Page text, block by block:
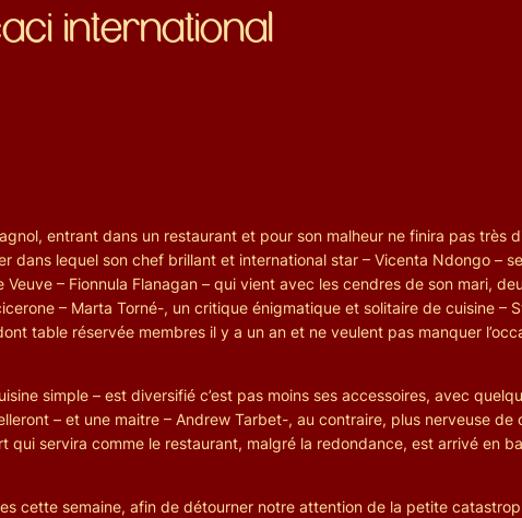
international
entrant dans un restaurant et pour son malheur ne finira pas très
lequel son chef brillant et international star – Vicenta Ndongo –
– Fionnula Flanagan – qui vient avec les cendres de son mari,
– Marta Torné-, un critique énigmatique et solitaire de cuisine –
table réservée membres il y a un an et ne veulent pas manquer
simple – est diversifié c’est pas moins ses accessoires, avec
– et une maitre – Andrew Tarbet-, au contraire, plus nerveuse de
qui servira comme le restaurant, malgré la redondance, est arrivé en
cette semaine, afin de détourner notre attention de la petite